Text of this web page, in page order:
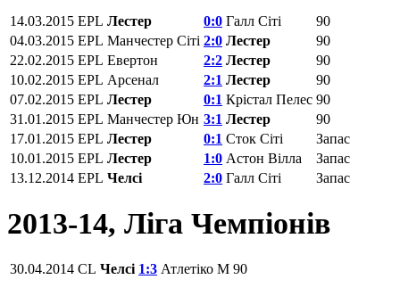
14.03.2015 EPL Лестер 0:0 Галл Сіті
90
04.03.2015 EPL Манчестер Сіті 2:0 Лестер
90
22.02.2015 EPL Евертон 2:2 Лестер
90
10.02.2015 EPL Арсенал 2:1 Лестер
90
07.02.2015 EPL Лестер 0:1 Крістал Пелес 90
31.01.2015 EPL Манчестер Юн 3:1 Лестер
90
17.01.2015 EPL Лестер 0:1 Сток Сіті
Запас
10.01.2015 EPL Лестер 1:0 Астон Вілла
Запас
13.12.2014 EPL Челсі 2:0 Галл Сіті Запас
2013-14, Ліга Чемпіонів
30.04.2014 CL Челсі 1:3 Атлетіко М 90